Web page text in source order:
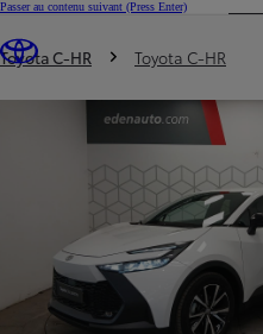
Passer au contenu suivant (Press Enter)
Trouvez un partenaire Toyota
Vous êtes ici
Toyota C-HR Toyota C-HR